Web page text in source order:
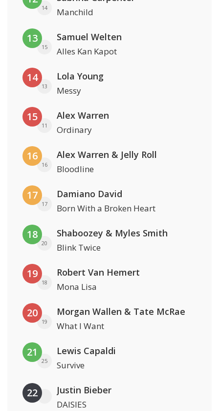
14 Manchild
13
15
Samuel Welten
Alles Kan Kapot
14
13
Lola Young
Messy
15
11
Alex Warren
Ordinary
16
16
Alex Warren & Jelly Roll
Bloodline
17
17
Damiano David
Born With a Broken Heart
18
20
Shaboozey & Myles Smith
Blink Twice
19
18
Robert Van Hemert
Mona Lisa
20
19
Morgan Wallen & Tate McRae
What I Want
21
25
Lewis Capaldi
Survive
22 Justin Bieber
DAISIES